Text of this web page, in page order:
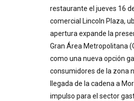
restaurante el jueves 16
comercial Lincoln Plaza,
apertura expande la
Gran Área Metropolitana
como una nueva opción
consumidores de la zona
llegada de la cadena a
impulso para el sector